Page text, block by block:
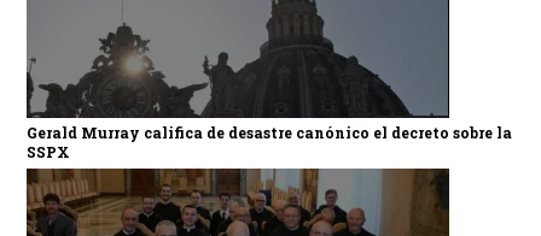
Gerald Murray califica de desastre canónico el decreto sobre la
SSPX